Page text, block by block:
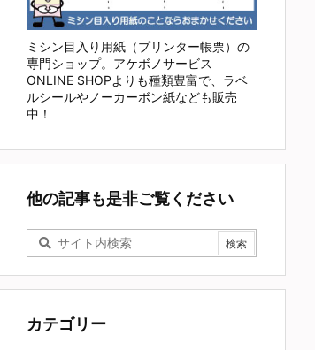
ミシン目入り用紙（プリンター帳票）の
専門ショップ。アケボノサービス
ONLINE SHOPよりも種類豊富で、ラベ
ルシールやノーカーボン紙なども販売
中！
他の記事も是非ご覧ください
カテゴリー